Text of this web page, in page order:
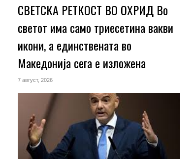
СВЕТСКА РЕТКОСТ ВО ОХРИД Во
светот има само триесетина вакви
икони, а единствената во
Македонија сега е изложена
7 август, 2026